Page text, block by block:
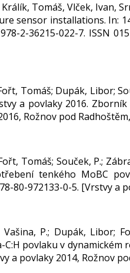
Králík, Tomáš, Vlček,
sensor installations. In:
978-2-36215-022-7. ISSN
Tomáš; Dupák, Libor;
a povlaky 2016. Zborník
Rožnov pod
Tomáš; Souček, P.;
tenkého MoBC
80-972133-0-5. [Vrstvy a
P.; Dupák, Libor;
povlaku v dynamickém
a povlaky 2014, Rožnov